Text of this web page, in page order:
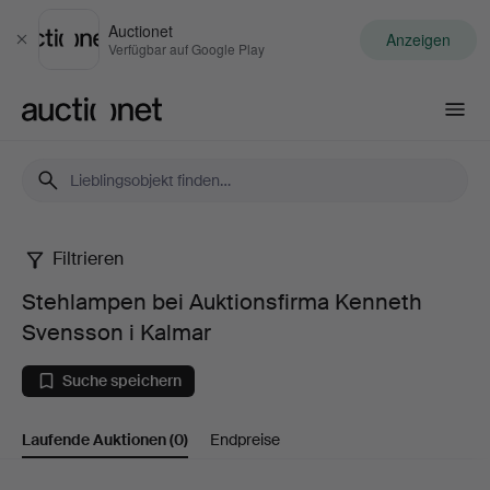
Schließen
Auctionet
Verfügbar auf Google Play Anzeigen
Stehlampen
bei
Auktionsfirma
Kenneth
Filtrieren
Stehlampen bei Auktionsfirma Kenneth
Svensson i Kalmar
Suche speichern
Laufende Auktionen(0) Endpreise